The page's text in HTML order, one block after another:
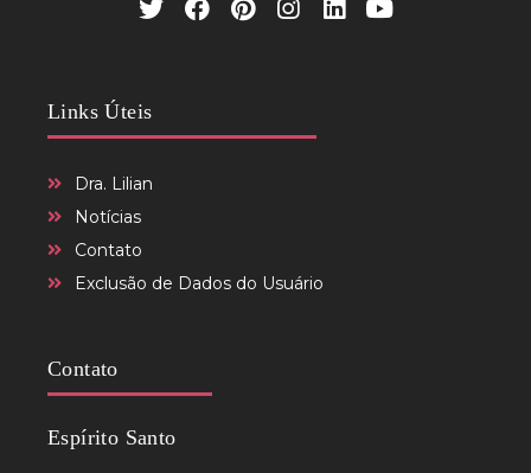
Links Úteis
Dra. Lilian
Notícias
Contato
Exclusão de Dados do Usuário
Contato
Espírito Santo